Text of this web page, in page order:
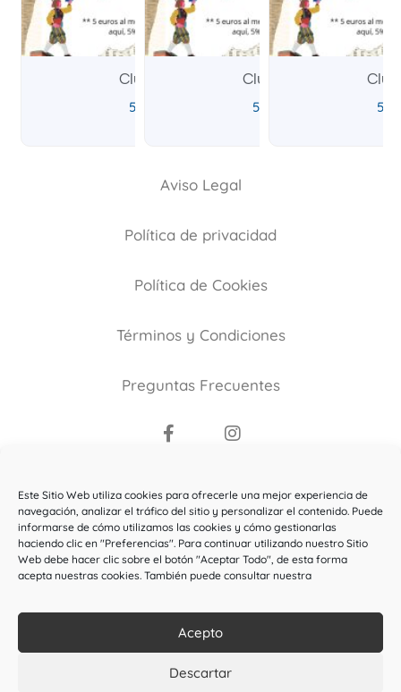
Este Sitio Web utiliza cookies para ofrecerle una mejor experiencia de
navegación, analizar el tráfico del sitio y personalizar el contenido. Puede
informarse de cómo utilizamos las cookies y cómo gestionarlas
haciendo clic en "Preferencias". Para continuar utilizando nuestro Sitio
Web debe hacer clic sobre el botón "Aceptar Todo", de esta forma
acepta nuestras cookies. También puede consultar nuestra
Acepto
Descartar
Club Fantástico
5,00
Club Fantástico
5,00
Aviso Legal
Política de privacidad
Política de Cookies
Términos y Condiciones
Preguntas Frecuentes
Copyright ©2021
El Bosque de la Maga Colibrí.
Todos los derechos reservados.
Esta web ha sido subvencionada por el Ministerio de